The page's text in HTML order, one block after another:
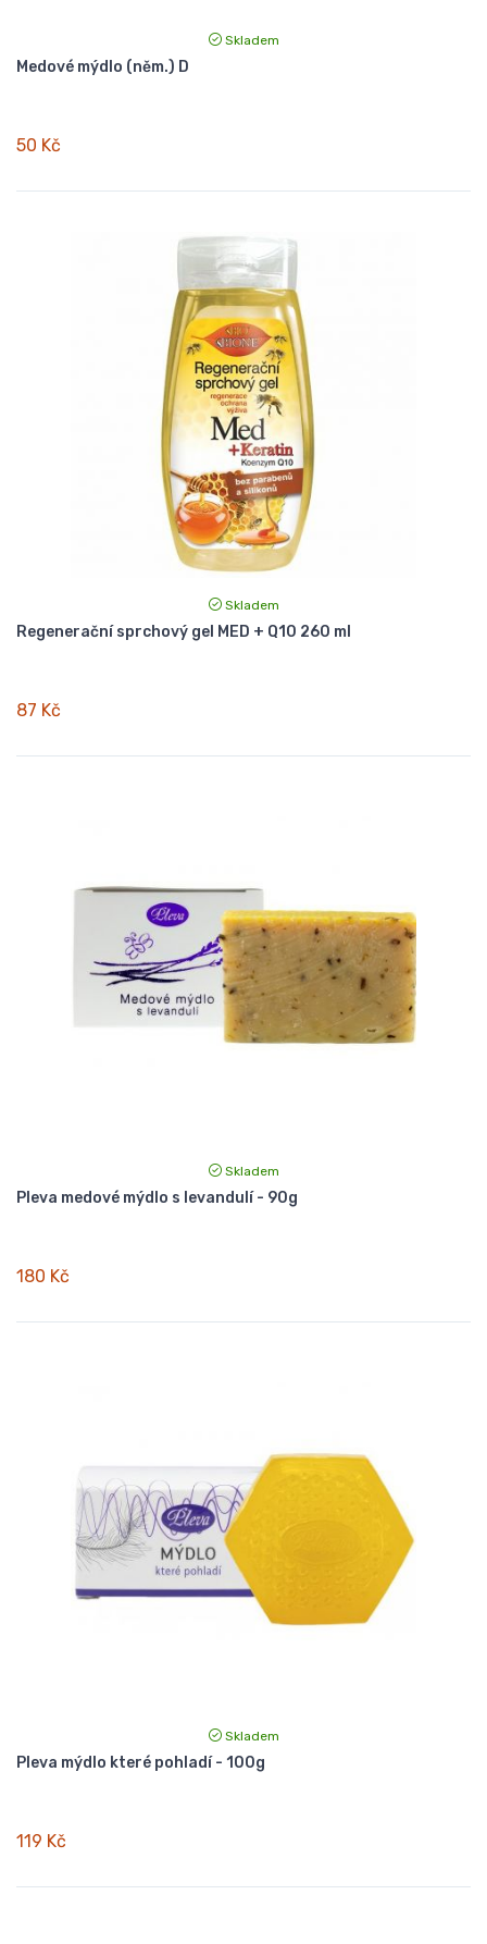
Skladem
Medové mýdlo (něm.) D
50 Kč
Skladem
Regenerační sprchový gel MED + Q10 260 ml
87 Kč
Skladem
Pleva medové mýdlo s levandulí - 90g
180 Kč
Skladem
Pleva mýdlo které pohladí - 100g
119 Kč